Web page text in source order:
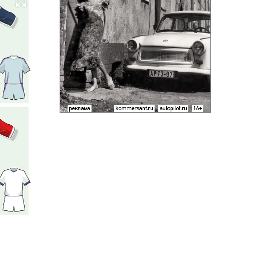
Развернуть на весь экран